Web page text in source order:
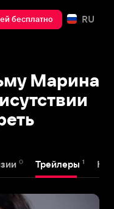
бесплатно RU
Марина
0 Трейлеры 1